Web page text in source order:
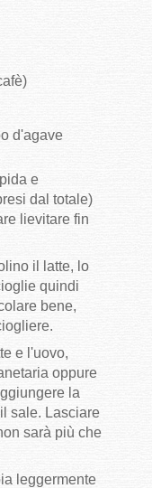
d'agave
e
dal totale)
lievitare fin
il latte, lo
quindi
bene,
e l'uovo,
oppure
la
sale. Lasciare
sarà più che
leggermente